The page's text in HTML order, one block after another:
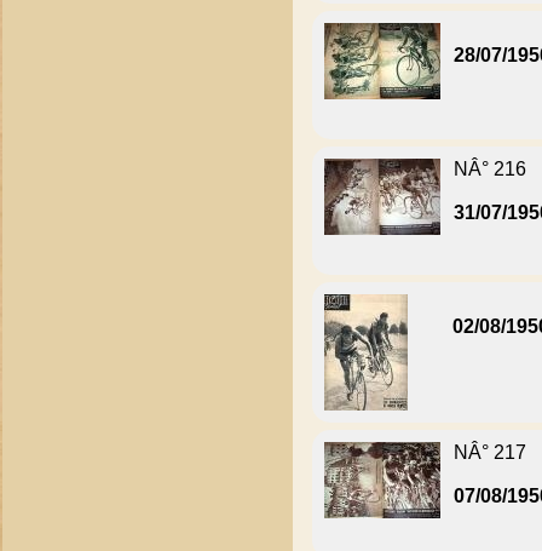
28/07/
NÂ° 216
31/07/
02/08/
NÂ° 217
07/08/